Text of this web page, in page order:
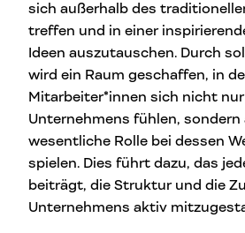
sich außerhalb des
treffen und in einer
Ideen auszutauschen. Durch
wird ein Raum geschaffen, in
Mitarbeiter*innen sich nicht nur
Unternehmens fühlen, sondern
wesentliche Rolle bei dessen
spielen. Dies führt dazu, das
beiträgt, die Struktur und die
Unternehmens aktiv